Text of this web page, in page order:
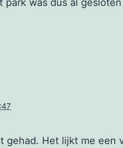
was dus al
gehad. Het lijkt me een